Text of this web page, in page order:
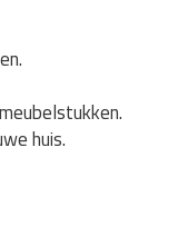
huis.